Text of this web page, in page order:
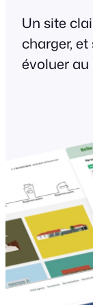
Un site
charger,
évoluer